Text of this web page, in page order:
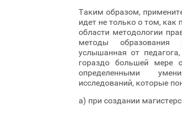
Таким образом,
идет не только о том,
области методологии
методы образования
услышанная от
гораздо большей мере
определенными
исследований, которые
а) при создании